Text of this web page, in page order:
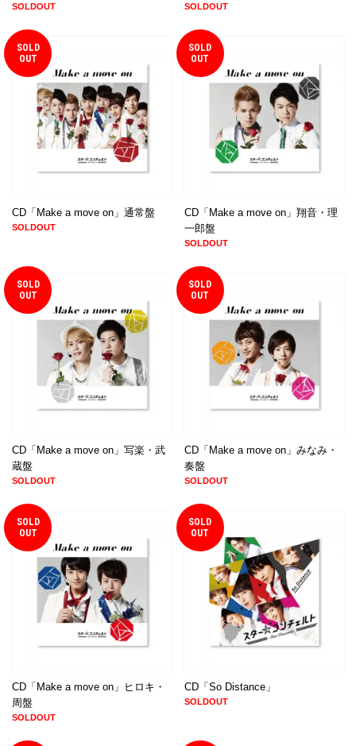
SOLDOUT SOLDOUT
SOLD
OUT
CD「Make a move on」通常盤
SOLDOUT
SOLD
OUT
CD「Make a move on」翔音・理
一郎盤
SOLDOUT
SOLD
OUT
CD「Make a move on」写楽・武
蔵盤
SOLDOUT
SOLD
OUT
CD「Make a move on」みなみ・
奏盤
SOLDOUT
SOLD
OUT
CD「Make a move on」ヒロキ・
周盤
SOLDOUT
SOLD
OUT
CD「So Distance」
SOLDOUT